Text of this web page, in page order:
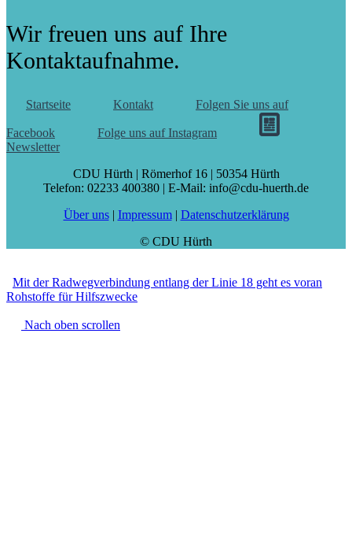
Wir freuen uns auf Ihre
Kontaktaufnahme.
Startseite Kontakt Folgen Sie uns auf
Facebook
Folge uns auf Instagram
Newsletter
CDU Hürth | Römerhof 16 | 50354 Hürth
Telefon: 02233 400380 | E-Mail: info@cdu-huerth.de
Über uns| Impressum| Datenschutzerklärung
© CDU Hürth
Mit der Radwegverbindung entlang der Linie 18 geht es voran
Rohstoffe für Hilfszwecke
Nach oben scrollen